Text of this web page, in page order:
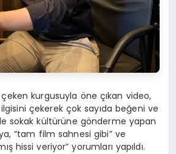
çeken kurgusuyla öne çıkan video,
ilgisini çekerek çok sayıda beğeni ve
sokak kültürüne gönderme yapan
“tam film sahnesi gibi” ve
hissi veriyor” yorumları yapıldı.